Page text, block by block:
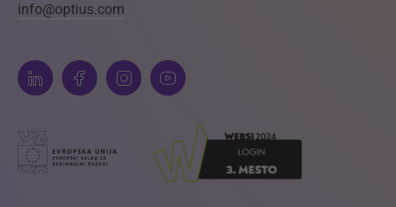
info@optius.com